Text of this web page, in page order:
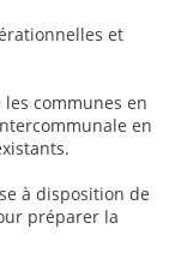
et
communes en
en
à disposition de
préparer la